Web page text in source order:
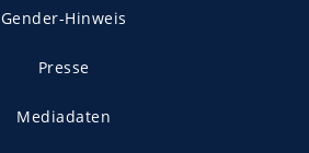
Gender-Hinweis
Presse
Mediadaten